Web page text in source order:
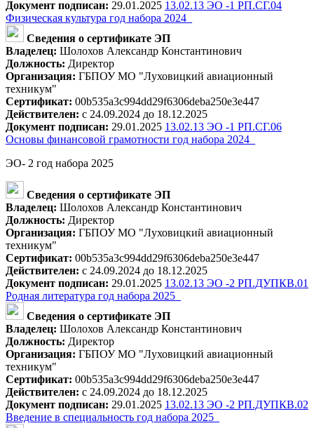
Документ подписан: 29.01.2025 13.02.13 ЭО -1 РП.СГ.04
Физическая культура год набора 2024_
Сведения о сертификате ЭП
Владелец: Шолохов Александр Константинович
Должность: Директор
Организация: ГБПОУ МО "Луховицкий авиационный
техникум"
Сертификат: 00b535a3c994dd29f6306deba250e3e447
Действителен: с 24.09.2024 до 18.12.2025
Документ подписан: 29.01.2025 13.02.13 ЭО -1 РП.СГ.06
Основы финансовой грамотности год набора 2024_
ЭО- 2 год набора 2025
Сведения о сертификате ЭП
Владелец: Шолохов Александр Константинович
Должность: Директор
Организация: ГБПОУ МО "Луховицкий авиационный
техникум"
Сертификат: 00b535a3c994dd29f6306deba250e3e447
Действителен: с 24.09.2024 до 18.12.2025
Документ подписан: 29.01.2025 13.02.13 ЭО -2 РП.ДУПКВ.01
Родная литература год набора 2025_
Сведения о сертификате ЭП
Владелец: Шолохов Александр Константинович
Должность: Директор
Организация: ГБПОУ МО "Луховицкий авиационный
техникум"
Сертификат: 00b535a3c994dd29f6306deba250e3e447
Действителен: с 24.09.2024 до 18.12.2025
Документ подписан: 29.01.2025 13.02.13 ЭО -2 РП.ДУПКВ.02
Введение в специальность год набора 2025_